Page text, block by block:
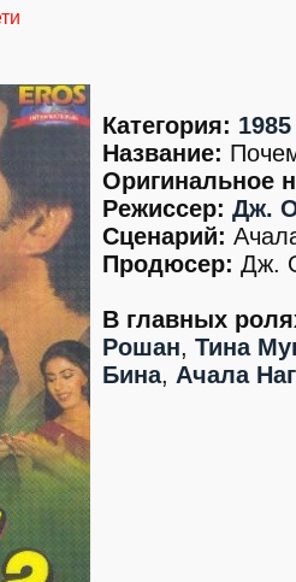
Категория: 1985
Название:
Оригинальное
Режиссер: Дж.
Сценарий:
Продюсер: Дж.
В главных
Рошан, Тина
Бина, Ачала